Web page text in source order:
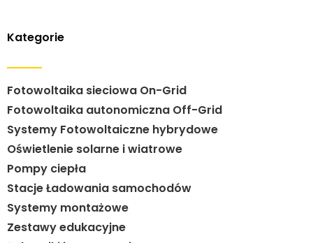
Kategorie
Fotowoltaika sieciowa On-Grid
Fotowoltaika autonomiczna Off-Grid
Systemy Fotowoltaiczne hybrydowe
Oświetlenie solarne i wiatrowe
Pompy ciepła
Stacje Ładowania samochodów
Systemy montażowe
Zestawy edukacyjne